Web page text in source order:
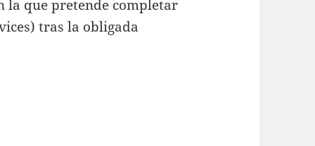
la que pretende completar
tras la obligada